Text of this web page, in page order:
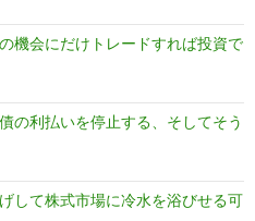
機会にだけトレードすれば投資で
の利払いを停止する、そしてそう
して株式市場に冷水を浴びせる可